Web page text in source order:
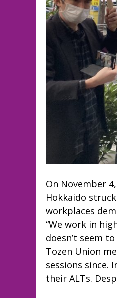
On November
Hokkaido
workplaces
“We work in
doesn’t seem
Tozen Union
sessions since.
their ALTs.